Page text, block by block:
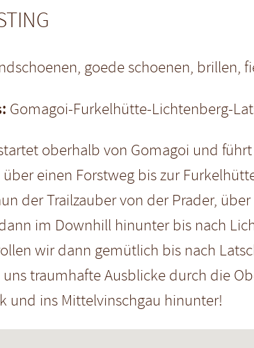
goede schoenen, brillen,
Gomagoi-Furkelhütte-Lichtenberg-
oberhalb von Gomagoi und
über einen Forstweg bis zur
der Trailzauber von der Prader,
im Downhill hinunter bis nach
wir dann gemütlich bis nach
traumhafte Ausblicke durch die
und ins Mittelvinschgau hinunter!